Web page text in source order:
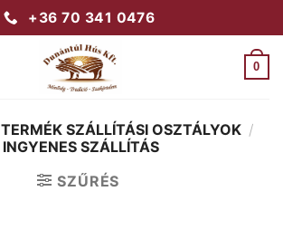
+36 70 341 0476
0
TERMÉK SZÁLLÍTÁSI OSZTÁLYOK /
INGYENES SZÁLLÍTÁS
SZŰRÉS